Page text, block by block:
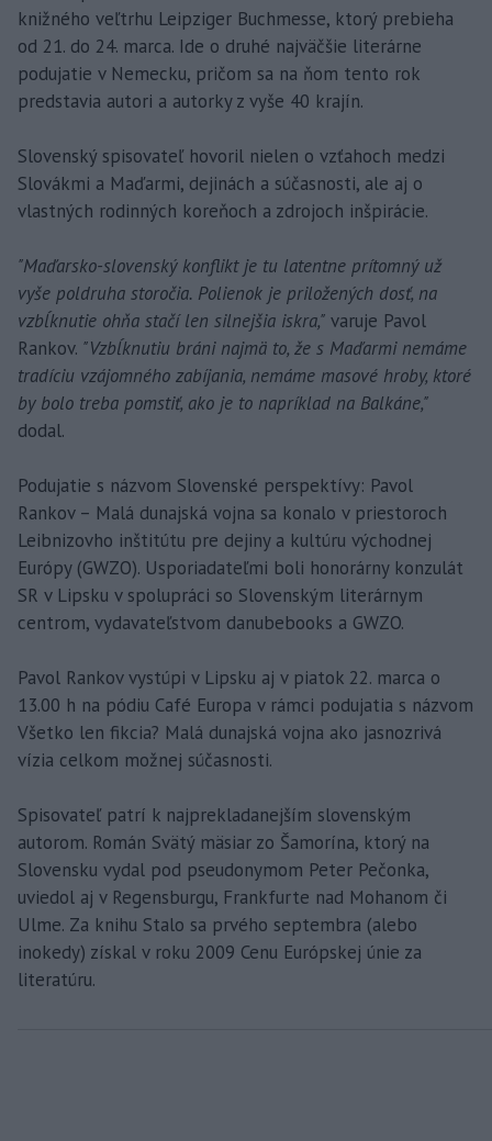
knižného veľtrhu Leipziger Buchmesse, ktorý prebieha
od 21. do 24. marca. Ide o druhé najväčšie literárne
podujatie v Nemecku, pričom sa na ňom tento rok
predstavia autori a autorky z vyše 40 krajín.
Slovenský spisovateľ hovoril nielen o vzťahoch medzi
Slovákmi a Maďarmi, dejinách a súčasnosti, ale aj o
vlastných rodinných koreňoch a zdrojoch inšpirácie.
"Maďarsko-slovenský konflikt je tu latentne prítomný už
vyše poldruha storočia. Polienok je priložených dosť, na
vzbĺknutie ohňa stačí len silnejšia iskra," varuje Pavol
Rankov. "Vzbĺknutiu bráni najmä to, že s Maďarmi nemáme
tradíciu vzájomného zabíjania, nemáme masové hroby, ktoré
by bolo treba pomstiť, ako je to napríklad na Balkáne,"
dodal.
Podujatie s názvom Slovenské perspektívy: Pavol
Rankov – Malá dunajská vojna sa konalo v priestoroch
Leibnizovho inštitútu pre dejiny a kultúru východnej
Európy (GWZO). Usporiadateľmi boli honorárny konzulát
SR v Lipsku v spolupráci so Slovenským literárnym
centrom, vydavateľstvom danubebooks a GWZO.
Pavol Rankov vystúpi v Lipsku aj v piatok 22. marca o
13.00 h na pódiu Café Europa v rámci podujatia s názvom
Všetko len fikcia? Malá dunajská vojna ako jasnozrivá
vízia celkom možnej súčasnosti.
Spisovateľ patrí k najprekladanejším slovenským
autorom. Román Svätý mäsiar zo Šamorína, ktorý na
Slovensku vydal pod pseudonymom Peter Pečonka,
uviedol aj v Regensburgu, Frankfurte nad Mohanom či
Ulme. Za knihu Stalo sa prvého septembra (alebo
inokedy) získal v roku 2009 Cenu Európskej únie za
literatúru.